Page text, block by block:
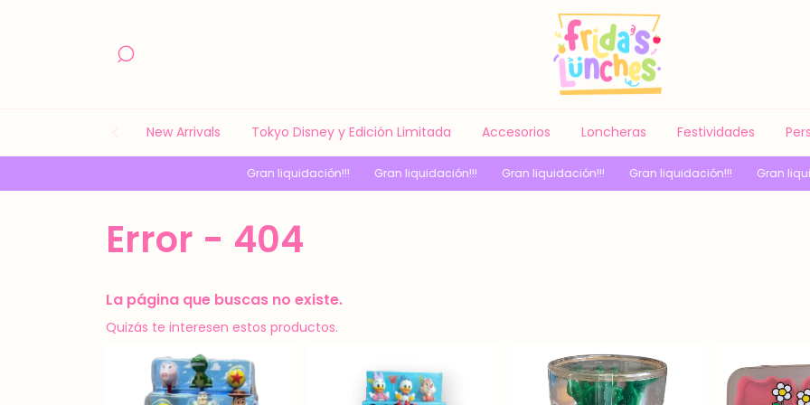
New Arrivals Tokyo Disney y Edición Limitada Accesorios Loncheras Festividades
Gran liquidación!!! Gran liquidación!!! Gran liquidación!!! Gran liquidación!!! Gran liquidación!!!
Error - 404
La página que buscas no existe.
Quizás te interesen estos productos.